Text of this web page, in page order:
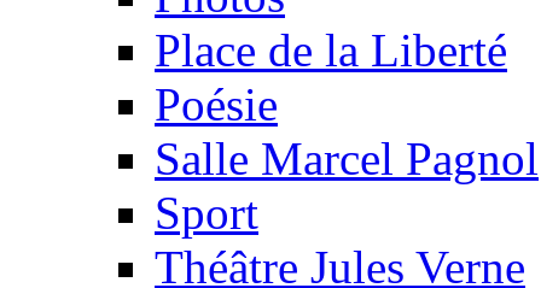
Place de la Liberté
Poésie
Salle Marcel Pagnol
Sport
Théâtre Jules Verne